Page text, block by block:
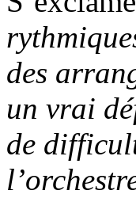
des
un vrai
de